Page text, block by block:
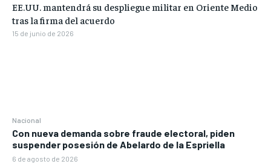
Nacional
Con nueva demanda sobre fraude electoral, piden
suspender posesión de Abelardo de la Espriella
6 de agosto de 2026
EE.UU. mantendrá su despliegue militar en Oriente Medio
tras la firma del acuerdo
15 de junio de 2026